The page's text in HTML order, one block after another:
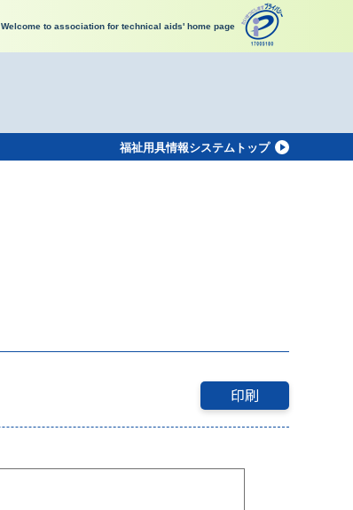
Welcome to association for technical aids' home page
福祉用具情報システムトップ
印刷